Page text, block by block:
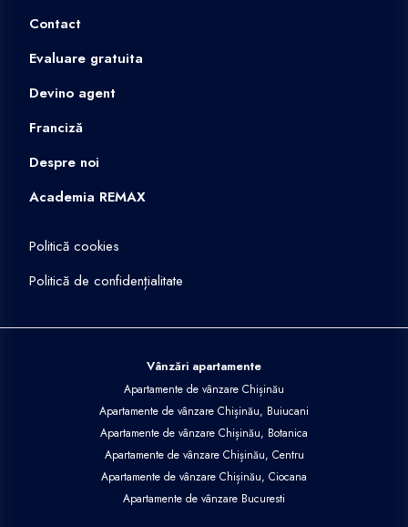
Contact
Evaluare gratuita
Devino agent
Franciză
Despre noi
Academia REMAX
Politică cookies
Politică de confidențialitate
Vânzări apartamente
Apartamente de vânzare Chișinău
Apartamente de vânzare Chișinău, Buiucani
Apartamente de vânzare Chișinău, Botanica
Apartamente de vânzare Chișinău, Centru
Apartamente de vânzare Chișinău, Ciocana
Apartamente de vânzare Bucuresti